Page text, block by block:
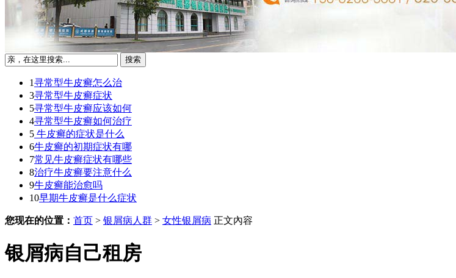
1寻常型牛皮癣怎么治
3寻常型牛皮癣症状
5寻常型牛皮癣应该如何
4寻常型牛皮癣如何治疗
5 牛皮癣的症状是什么
6牛皮癣的初期症状有哪
7常见牛皮癣症状有哪些
8治疗牛皮癣要注意什么
9牛皮癣能治愈吗
10早期牛皮癣是什么症状
您现在的位置： 首页 > 银屑病人群 > 女性银屑病 正文內容
银屑病自己租房